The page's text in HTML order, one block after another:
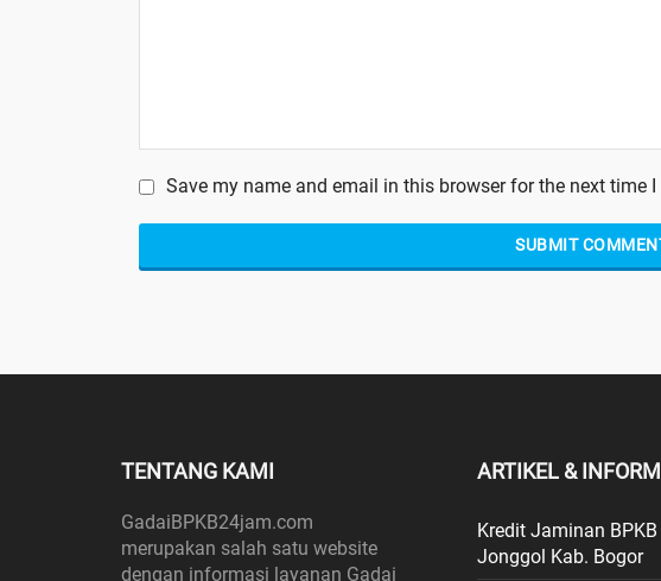
Save my name and email in this browser for the next time
TENTANG KAMI
GadaiBPKB24jam.com
merupakan salah satu website
dengan informasi layanan Gadai
ARTIKEL &
Kredit Jaminan
Jonggol Kab. Bogor